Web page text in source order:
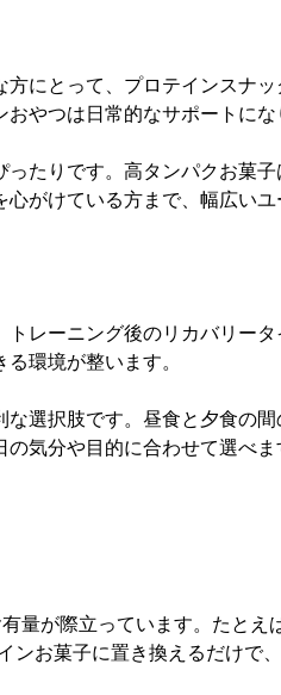
にとって、プロテインスナ
やつは日常的なサポートに
たりです。高タンパクお菓
がけている方まで、幅広いユ
レーニング後のリカバリー
環境が整います。
選択肢です。昼食と夕食の
気分や目的に合わせて選べま
が際立っています。たと
ンお菓子に置き換えるだけで